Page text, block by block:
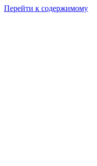
Перейти к содержимому